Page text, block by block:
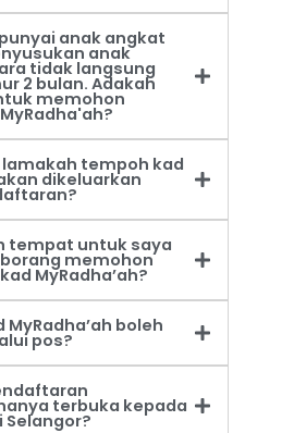
anak angkat
anak
tidak langsung
2 bulan. Adakah
memohon
lamakah tempoh kad
dikeluarkan
tempat untuk saya
memohon
MyRadha’ah?
MyRadha’ah boleh
pos?
terbuka kepada
Selangor?